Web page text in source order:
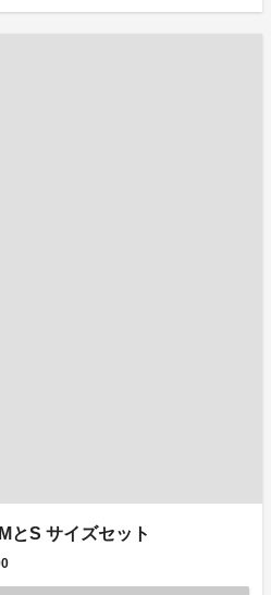
とS サイズセット